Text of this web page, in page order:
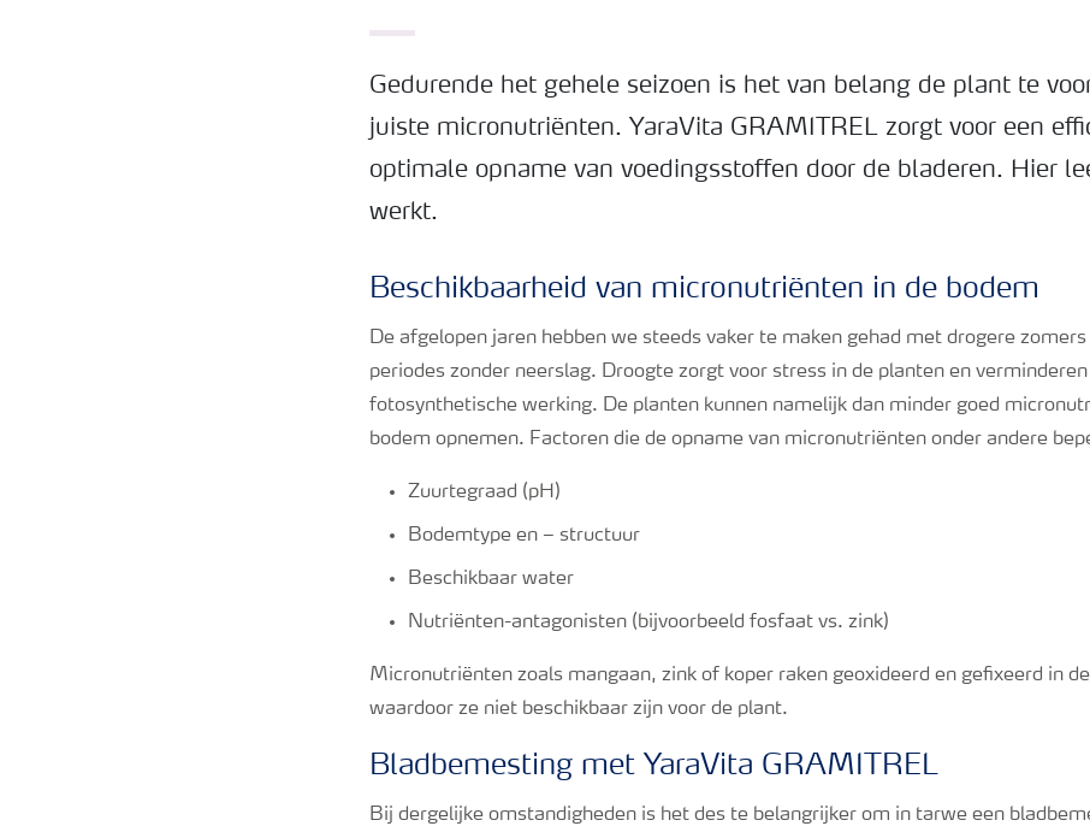
Gedurende het gehele seizoen is het van belang de plant te
juiste micronutriënten. YaraVita GRAMITREL zorgt voor een
optimale opname van voedingsstoffen door de bladeren. Hier
werkt.
Beschikbaarheid van micronutriënten in de bodem
De afgelopen jaren hebben we steeds vaker te maken gehad met drogere
periodes zonder neerslag. Droogte zorgt voor stress in de planten en
fotosynthetische werking. De planten kunnen namelijk dan minder goed
bodem opnemen. Factoren die de opname van micronutriënten onder andere
Zuurtegraad (pH)
Bodemtype en – structuur
Beschikbaar water
Nutriënten-antagonisten (bijvoorbeeld fosfaat vs. zink)
Micronutriënten zoals mangaan, zink of koper raken geoxideerd en gefixeerd in
waardoor ze niet beschikbaar zijn voor de plant.
Bladbemesting met YaraVita GRAMITREL
Bij dergelijke omstandigheden is het des te belangrijker om in tarwe een